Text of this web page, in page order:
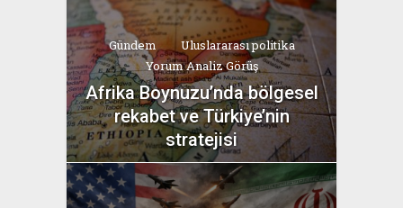
Gündem
Uluslararası politika
Yorum Analiz Görüş
Afrika Boynuzu’nda bölgesel
rekabet ve Türkiye’nin
stratejisi
yazan
Bahri Ak